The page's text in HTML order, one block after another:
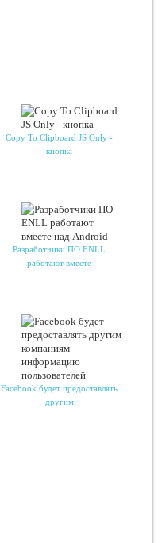
Copy To Clipboard JS Only -
кнопка
Разработчики ПО ENLL
работают вместе
Facebook будет предоставлять
другим